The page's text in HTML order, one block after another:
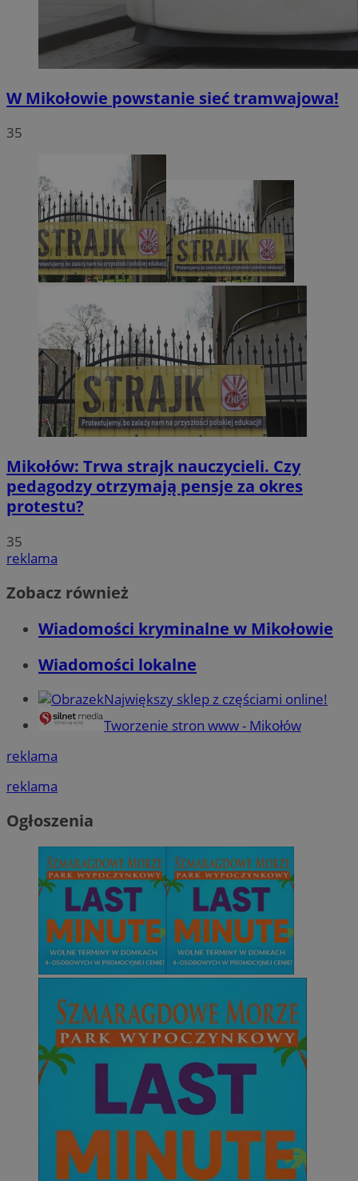
W Mikołowie powstanie sieć tramwajowa!
35
Mikołów: Trwa strajk nauczycieli. Czy
pedagodzy otrzymają pensje za okres
protestu?
35
reklama
Zobacz również
Wiadomości kryminalne w Mikołowie
Wiadomości lokalne
Największy sklep z częściami online!
Tworzenie stron www - Mikołów
reklama
reklama
Ogłoszenia